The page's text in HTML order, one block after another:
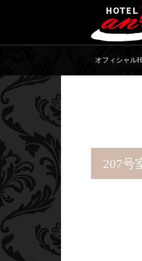
オフィシャル
207